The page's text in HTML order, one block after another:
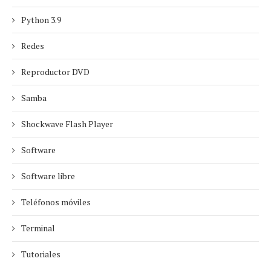
Python 3.9
Redes
Reproductor DVD
Samba
Shockwave Flash Player
Software
Software libre
Teléfonos móviles
Terminal
Tutoriales